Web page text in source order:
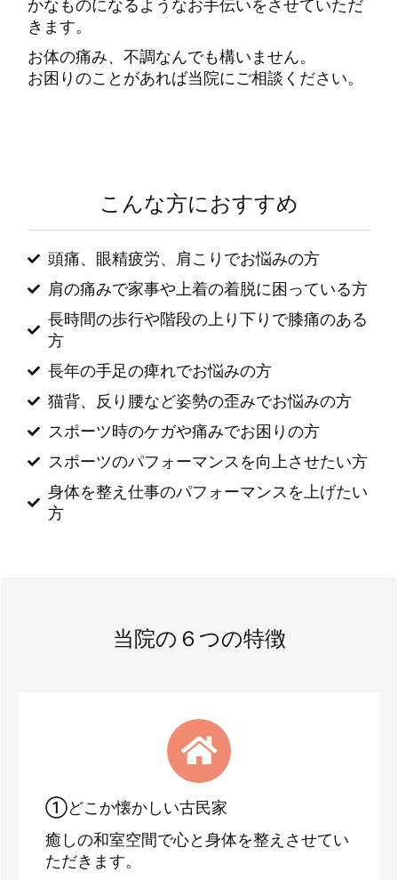
かなものになるようなお手伝いをさせていただ
きます。
お体の痛み、不調なんでも構いません。
お困りのことがあれば当院にご相談ください。
こんな方におすすめ
頭痛、眼精疲労、肩こりでお悩みの方
肩の痛みで家事や上着の着脱に困っている方
長時間の歩行や階段の上り下りで膝痛のある
方
長年の手足の痺れでお悩みの方
猫背、反り腰など姿勢の歪みでお悩みの方
スポーツ時のケガや痛みでお困りの方
スポーツのパフォーマンスを向上させたい方
身体を整え仕事のパフォーマンスを上げたい
方
当院の６つの特徴
①どこか懐かしい古民家
癒しの和室空間で心と身体を整えさせてい
ただきます。